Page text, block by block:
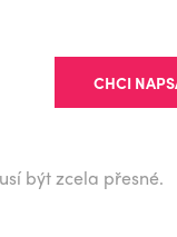
CHCI
být zcela přesné.